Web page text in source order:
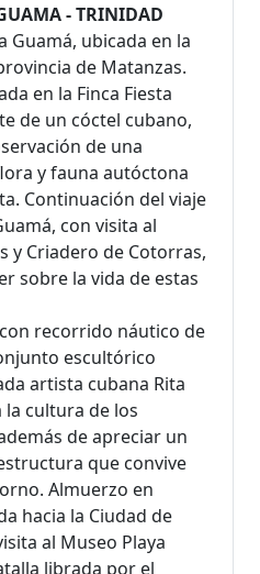
- TRINIDAD
Guamá, ubicada en la
de Matanzas.
en la Finca Fiesta
de un cóctel cubano,
de una
y fauna autóctona
Continuación del viaje
con visita al
y Criadero de Cotorras,
sobre la vida de estas
recorrido náutico de
escultórico
artista cubana Rita
cultura de los
de apreciar un
que convive
Almuerzo en
hacia la Ciudad de
al Museo Playa
librada por el